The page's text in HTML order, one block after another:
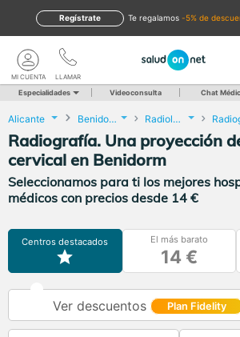
te regalamos -5% de
Regístrate
LLAMAR
MI CUENTA
Especialidades Videoconsulta Chat
Alicante Benidorm Radiología
Radiografía. Una proyección
cervical en Benidorm
Seleccionamos para ti los mejores
médicos con precios desde 14 €
Centros destacados El más barato
14 €
Ver descuentos Plan Fidelity